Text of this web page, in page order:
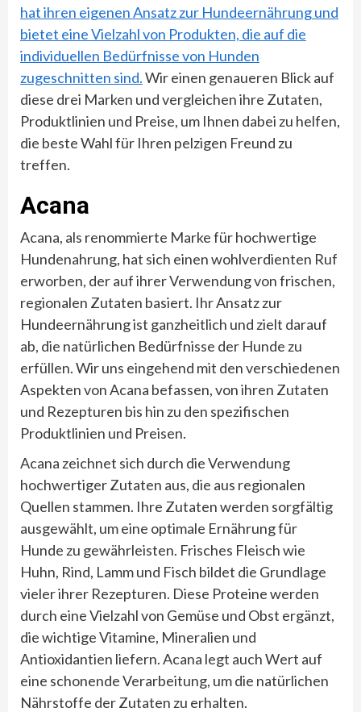
hat ihren eigenen Ansatz zur Hundeernährung und
bietet eine Vielzahl von Produkten, die auf die
individuellen Bedürfnisse von Hunden
zugeschnitten sind.Wir einen genaueren Blick auf
diese drei Marken und vergleichen ihre Zutaten,
Produktlinien und Preise, um Ihnen dabei zu helfen,
die beste Wahl für Ihren pelzigen Freund zu
treffen.
Acana
Acana, als renommierte Marke für hochwertige
Hundenahrung, hat sich einen wohlverdienten Ruf
erworben, der auf ihrer Verwendung von frischen,
regionalen Zutaten basiert. Ihr Ansatz zur
Hundeernährung ist ganzheitlich und zielt darauf
ab, die natürlichen Bedürfnisse der Hunde zu
erfüllen. Wir uns eingehend mit den verschiedenen
Aspekten von Acana befassen, von ihren Zutaten
und Rezepturen bis hin zu den spezifischen
Produktlinien und Preisen.
Acana zeichnet sich durch die Verwendung
hochwertiger Zutaten aus, die aus regionalen
Quellen stammen. Ihre Zutaten werden sorgfältig
ausgewählt, um eine optimale Ernährung für
Hunde zu gewährleisten. Frisches Fleisch wie
Huhn, Rind, Lamm und Fisch bildet die Grundlage
vieler ihrer Rezepturen. Diese Proteine werden
durch eine Vielzahl von Gemüse und Obst ergänzt,
die wichtige Vitamine, Mineralien und
Antioxidantien liefern. Acana legt auch Wert auf
eine schonende Verarbeitung, um die natürlichen
Nährstoffe der Zutaten zu erhalten.